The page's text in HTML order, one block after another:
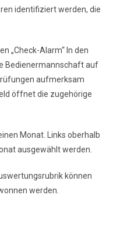
identifiziert werden, die
„Check-Alarm“ In den
Bedienermannschaft auf
aufmerksam
öffnet die zugehörige
Monat. Links oberhalb
ausgewählt werden.
können
werden.